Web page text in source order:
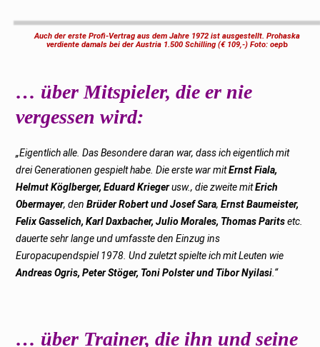
Auch der erste Profi-Vertrag aus dem Jahre 1972 ist ausgestellt. Prohaska
verdiente damals bei der Austria 1.500 Schilling (€ 109,-) Foto: oepb
… über Mitspieler, die er nie
vergessen wird:
„Eigentlich alle. Das Besondere daran war, dass ich eigentlich mit
drei Generationen gespielt habe. Die erste war mitErnst Fiala,
Helmut Köglberger, Eduard Kriegerusw., die zweite mitErich
Obermayer, denBrüder Robert und Josef Sara,Ernst Baumeister,
Felix Gasselich, Karl Daxbacher, Julio Morales, Thomas Paritsetc.
dauerte sehr lange und umfasste den Einzug ins
Europacupendspiel 1978. Und zuletzt spielte ich mit Leuten wie
Andreas Ogris, Peter Stöger, Toni Polster und Tibor Nyilasi .“
… über Trainer, die ihn und seine